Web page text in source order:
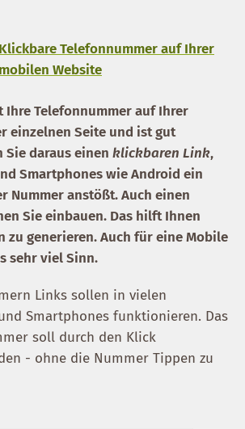
Klickbare Telefonnummer auf Ihrer
mobilen Website
Telefonnummer auf Ihrer
einzelnen Seite und ist gut
Sie daraus einen klickbaren Link,
Smartphones wie Android ein
Nummer anstößt. Auch einen
Sie einbauen. Das hilft Ihnen
zu generieren. Auch für eine Mobile
sehr viel Sinn.
Links sollen in vielen
Smartphones funktionieren. Das
soll durch den Klick
- ohne die Nummer Tippen zu